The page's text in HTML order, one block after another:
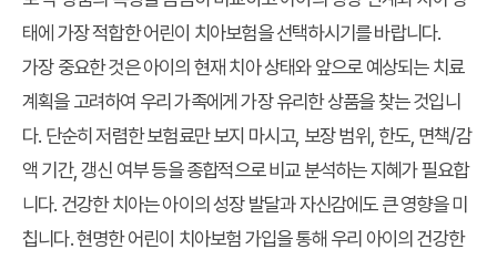
태에 가장 적합한 어린이 치아보험을 선택하시기를 바랍니다.
가장 중요한 것은 아이의 현재 치아 상태와 앞으로 예상되는 치료
계획을 고려하여 우리 가족에게 가장 유리한 상품을 찾는 것입니
다. 단순히 저렴한 보험료만 보지 마시고, 보장 범위, 한도, 면책/감
액 기간, 갱신 여부 등을 종합적으로 비교 분석하는 지혜가 필요합
니다. 건강한 치아는 아이의 성장 발달과 자신감에도 큰 영향을 미
칩니다. 현명한 어린이 치아보험 가입을 통해 우리 아이의 건강한